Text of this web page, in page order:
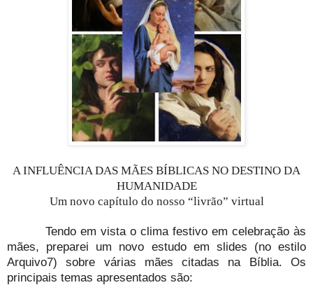
A INFLUÊNCIA DAS MÃES BÍBLICAS NO DESTINO DA
HUMANIDADE
Um novo capítulo do nosso “livrão” virtual
Tendo em vista o clima festivo em celebração às
mães, preparei um novo estudo em slides (no estilo
Arquivo7) sobre várias mães citadas na Bíblia. Os
principais temas apresentados são: